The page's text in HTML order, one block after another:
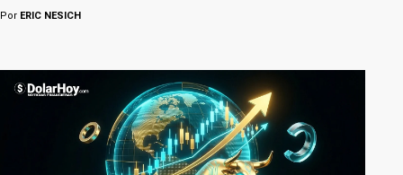
Por ERIC NESICH